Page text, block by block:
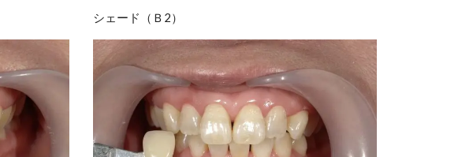
シェード（Ｂ2）